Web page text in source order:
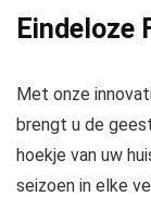
Eindeloze
Met onze
brengt u de
hoekje van uw
seizoen in elke